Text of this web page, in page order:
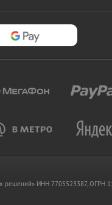
решений» ИНН 7705523387, ОГРН